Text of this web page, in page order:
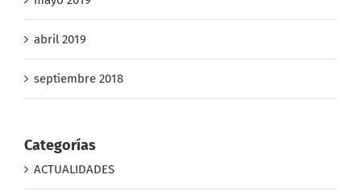
mayo 2019
abril 2019
septiembre 2018
Categorías
ACTUALIDADES